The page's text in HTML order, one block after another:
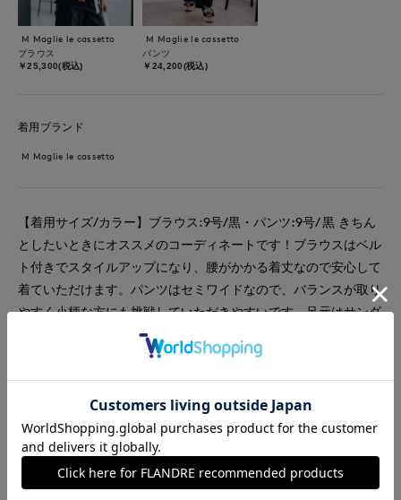
M Maglie le cassetto
ブラウス
￥25,300(税込)
M Maglie le cassetto
パンツ
￥24,200(税込)
着用ブランド
M Maglie le cassetto
【着用サイズ/カラー】ブラウス:9号/黒・パンツ:9号/ 黒 きちん
としたいときにオススメのコーディネートです！ブラウスはベル
ト付きでスタイルアップになり、腰がかかる着丈なので安心して
着ていただけます。パンツはセミワイドなので、バランスが取り
やすく小柄な方にも挑戦していただきやすいです。足元はサンダ
ルで抜け感をプラス。いつものサイズ感でお選びください。
#ブラウス #パンツ #通勤・仕事
#オフィスカジュアル #ウォッシャブル
#イージーケア #新作
#骨格ストレート